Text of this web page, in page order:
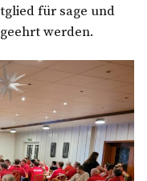
für sage und
werden.